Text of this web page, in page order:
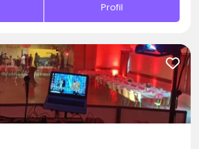
Profil